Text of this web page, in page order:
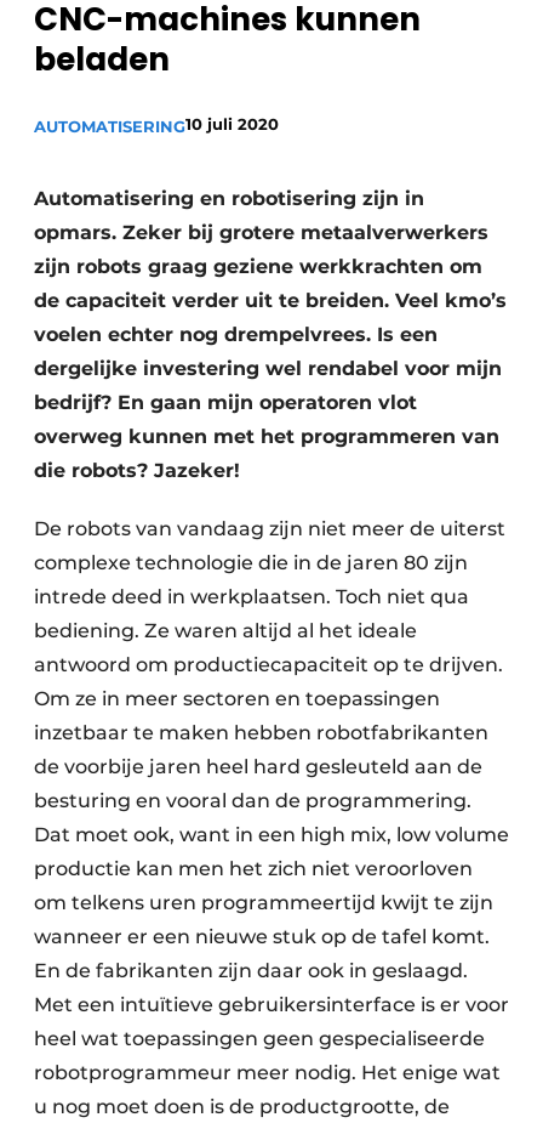
Vacature aanmelden
Video’s
CNC-machines kunnen
beladen
AUTOMATISERING10 juli 2020
Automatisering en robotisering zijn in
opmars. Zeker bij grotere metaalverwerkers
zijn robots graag geziene werkkrachten om
de ­capaciteit verder uit te breiden. Veel kmo’s
voelen echter nog drempelvrees. Is een
dergelijke investering wel rendabel voor mijn
bedrijf? En gaan mijn operatoren vlot
overweg kunnen met het programmeren van
die robots? Jazeker!
De robots van vandaag zijn niet meer de uiterst
complexe technologie die in de jaren 80 zijn
intrede deed in werkplaatsen. Toch niet qua
bediening. Ze waren altijd al het ideale
antwoord om productiecapaciteit op te drijven.
Om ze in meer sectoren en toepassingen
inzetbaar te maken hebben robotfabrikanten
de voorbije jaren heel hard gesleuteld aan de
besturing en vooral dan de programmering.
Dat moet ook, want in een high mix, low volume
productie kan men het zich niet veroorloven
om telkens uren programmeertijd kwijt te zijn
wanneer er een nieuwe stuk op de tafel komt.
En de fabrikanten zijn daar ook in geslaagd.
Met een intuïtieve gebruikers­interface is er voor
heel wat toepassingen geen gespecialiseerde
robotprogrammeur meer nodig. Het enige wat
u nog moet doen is de productgrootte, de